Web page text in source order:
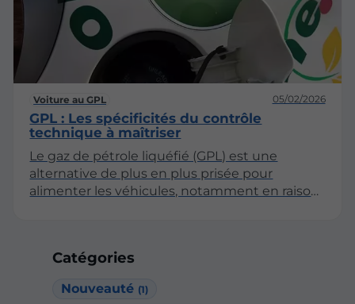
Catégories
Nouveauté (1)
Voiture au GPL 05/02/2026
GPL : Les spécificités du contrôle
technique à maîtriser
Le gaz de pétrole liquéfié (GPL) est une
alternative de plus en plus prisée pour
alimenter les véhicules, notamment en raison
implique également une attention
article explore les spécificités du contrôle